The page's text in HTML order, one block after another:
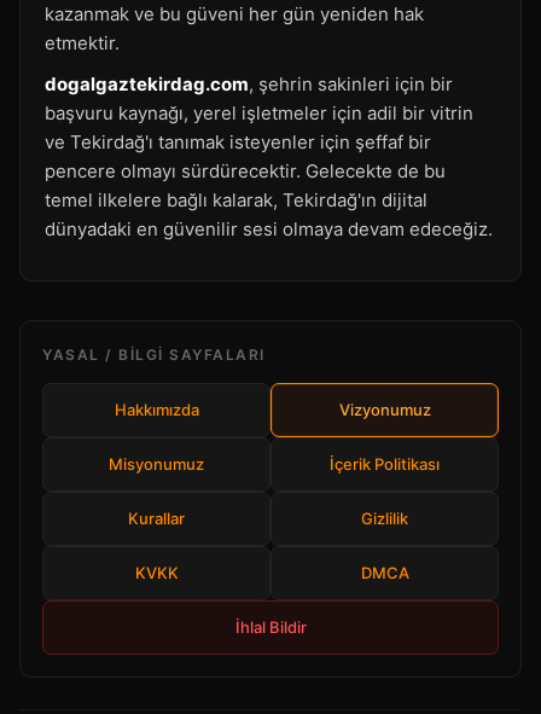
kazanmak ve bu güveni her gün yeniden hak
etmektir.
dogalgaztekirdag.com, şehrin sakinleri için bir
başvuru kaynağı, yerel işletmeler için adil bir vitrin
ve Tekirdağ'ı tanımak isteyenler için şeffaf bir
pencere olmayı sürdürecektir. Gelecekte de bu
temel ilkelere bağlı kalarak, Tekirdağ'ın dijital
dünyadaki en güvenilir sesi olmaya devam edeceğiz.
YASAL / BILGI SAYFALARI
Hakkımızda Vizyonumuz
Misyonumuz İçerik Politikası
Kurallar Gizlilik
KVKK DMCA
İhlal Bildir